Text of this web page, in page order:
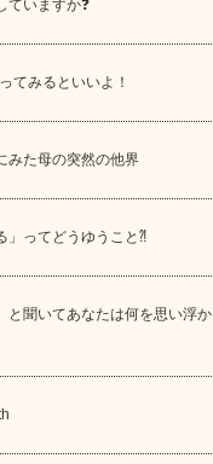
ていますか❓
てみるといいよ！
みた母の突然の他界
」ってどうゆうこと⁈
と聞いてあなたは何を思い浮か